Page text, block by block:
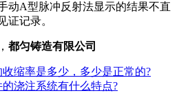
动A型脉冲反射法显示的结果不直
证记录。
， 都匀铸造有限公司
缩率是多少，多少是正常的?
浇注系统有什么特点?